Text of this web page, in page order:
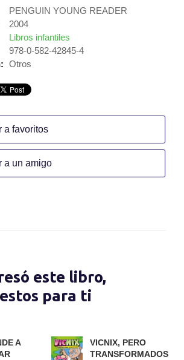
PENGUIN YOUNG READER
2004
Libros infantiles
978-0-582-42845-4
Otros
a favoritos
a un amigo
este libro,
para ti
A
VICNIX, PERO
TRANSFORMADOS